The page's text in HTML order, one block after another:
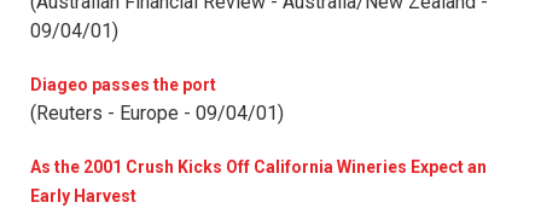
09/04/01)
Diageo passes the port
(Reuters - Europe - 09/04/01)
As the 2001 Crush Kicks Off California Wineries Expect an
Early Harvest